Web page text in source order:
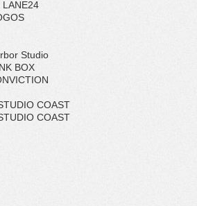
LANE24
Studio
BOX
COAST
COAST